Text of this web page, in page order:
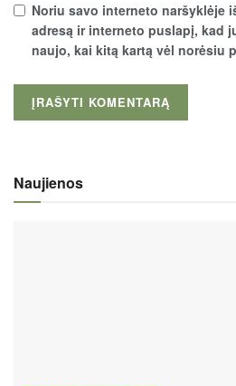
Noriu savo interneto naršyklėje
adresą ir interneto puslapį, kad
naujo, kai kitą kartą vėl norėsiu
Naujienos